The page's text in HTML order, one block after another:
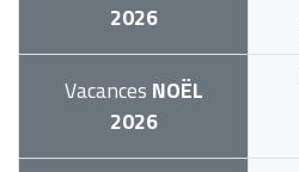
2026
Vacances NOËL
2026